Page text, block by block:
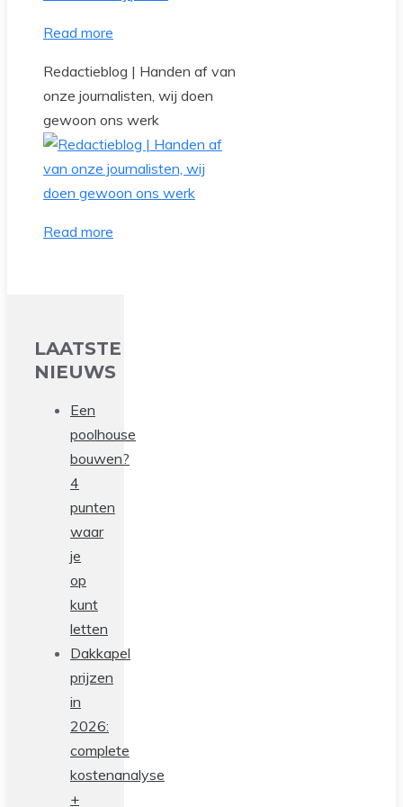
Read more
Redactieblog | Handen af van
onze journalisten, wij doen
gewoon ons werk
Read more
LAATSTE
NIEUWS
Een
poolhouse
bouwen?
4
punten
waar
je
op
kunt
letten
Dakkapel
prijzen
in
2026:
complete
kostenanalyse
+